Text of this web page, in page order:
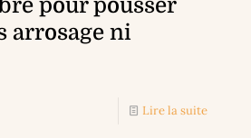
pour pousser
arrosage ni
Lire la suite